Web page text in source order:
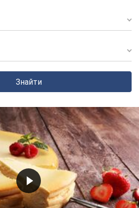
Знайти